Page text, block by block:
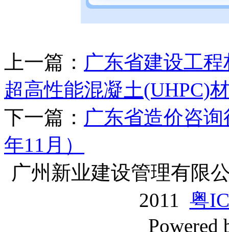
上一篇： 广东省建设工
超高性能混凝土(UHPC)
下一篇： 广东省造价咨
年11月）
广州新业建设管理有限
2011 粤
Powered